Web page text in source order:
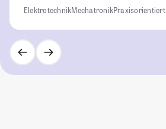
ElektrotechnikMechatronikPraxisorientiert